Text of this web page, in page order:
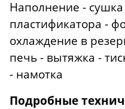
Наполнение - сушка
пластификатора -
охлаждение в
печь - вытяжка -
- намотка
Подробные